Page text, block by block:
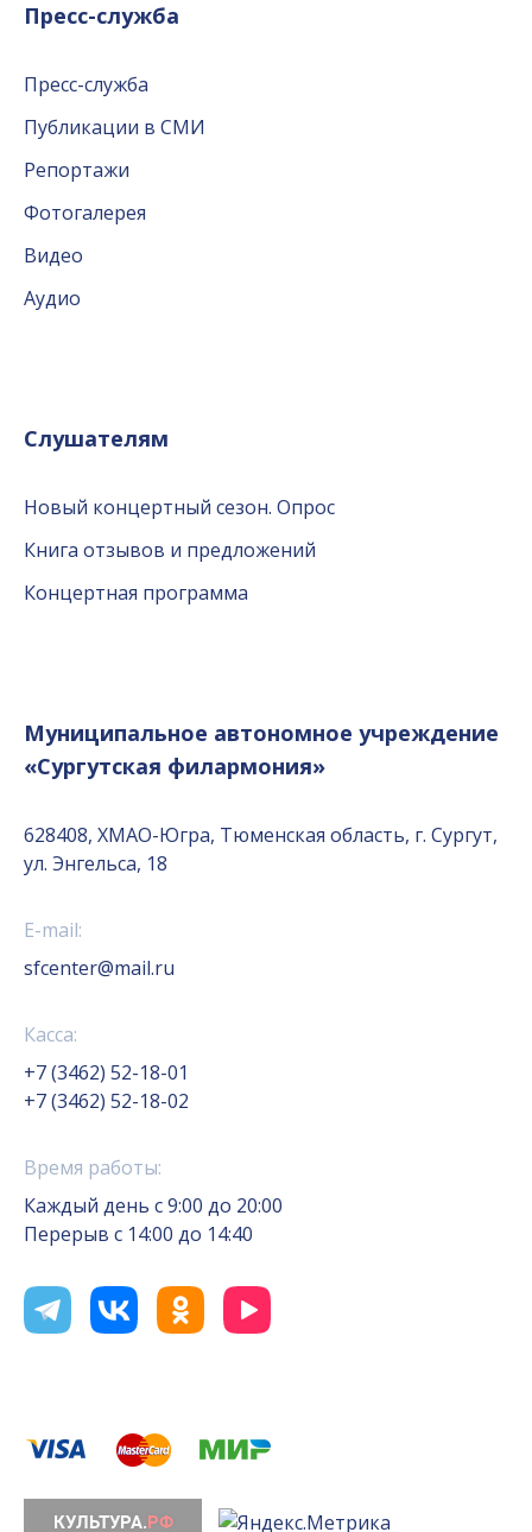
Пресс-служба
Пресс-служба
Публикации в СМИ
Репортажи
Фотогалерея
Видео
Аудио
Слушателям
Новый концертный сезон. Опрос
Книга отзывов и предложений
Концертная программа
Муниципальное автономное учреждение
«Сургутская филармония»
628408, ХМАО-Югра, Тюменская область, г. Сургут,
ул. Энгельса, 18
E-mail:
sfcenter@mail.ru
Касса:
+7 (3462) 52-18-01
+7 (3462) 52-18-02
Время работы:
Каждый день с 9:00 до 20:00
Перерыв с 14:00 до 14:40